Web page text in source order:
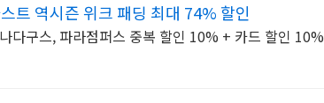
트 역시즌 위크 패딩 최대 74% 할인
다구스, 파라점퍼스 중복 할인 10% + 카드 할인 10%